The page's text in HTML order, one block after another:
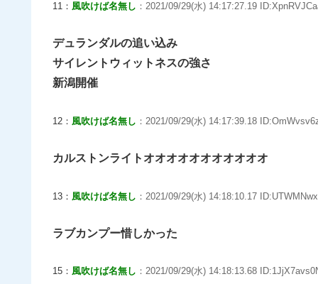
11： 風吹けば名無し ：2021/09/29(水) 14:17:27.19
デュランダルの追い込み
サイレントウィットネスの強さ
新潟開催
12： 風吹けば名無し ：2021/09/29(水) 14:17:39.18
カルストンライトオオオオオオオオオオオ
13： 風吹けば名無し ：2021/09/29(水) 14:18:10.17
ラブカンプー惜しかった
15： 風吹けば名無し ：2021/09/29(水) 14:18:13.68